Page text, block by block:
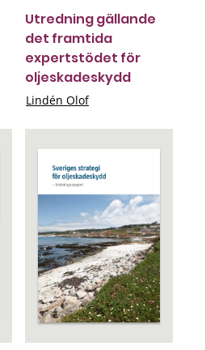
Utredning gällande
det framtida
expertstödet för
oljeskadeskydd
Lindén Olof